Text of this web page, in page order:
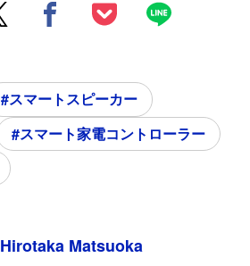
#スマートスピーカー
#スマート家電コントローラー
Hirotaka Matsuoka